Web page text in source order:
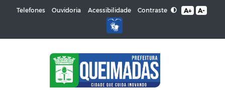
Telefones Ouvidoria Acessibilidade Contraste A+ A-